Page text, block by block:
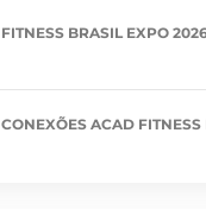
FITNESS BRASIL EXPO
CONEXÕES ACAD FITNESS